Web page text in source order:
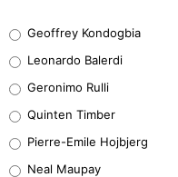
38%
32%
4%
Geoffrey Kondogbia
Leonardo Balerdi
Geronimo Rulli
Quinten Timber
Pierre-Emile Hojbjerg
Neal Maupay